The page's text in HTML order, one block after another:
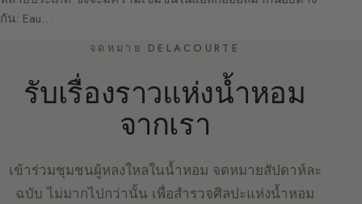
กัน: Eau…
จดหมาย DELACOURTE
รับเรื่องราวแห่งน้ำหอม
จากเรา
เข้าร่วมชุมชนผู้หลงใหลในน้ำหอม จดหมายสัปดาห์ละ
ฉบับ ไม่มากไปกว่านั้น เพื่อสำรวจศิลปะแห่งน้ำหอม